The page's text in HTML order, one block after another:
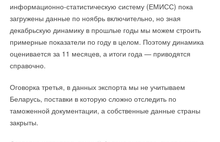
информационно-статистическую систему (ЕМИСС) пока
загружены данные по ноябрь включительно, но зная
декабрьскую динамику в прошлые годы мы можем строить
примерные показатели по году в целом. Поэтому динамика
оценивается за 11 месяцев, а итоги года — приводятся
справочно.
Оговорка третья, в данных экспорта мы не учитываем
Беларусь, поставки в которую сложно отследить по
таможенной документации, а собственные данные страны
закрыты.
этом министерство также предлагало уже в феврале
текущего года начать эксперимент по маркировке
стройматериалов.
REALTY.RIA.RU
→
Гибридный тепловой насос PV/T с одним общим
испарителем
НОВОСТИ СОК 5 АВГУСТА 2026
→
Корпорация «Термекс» представила передовой опыт